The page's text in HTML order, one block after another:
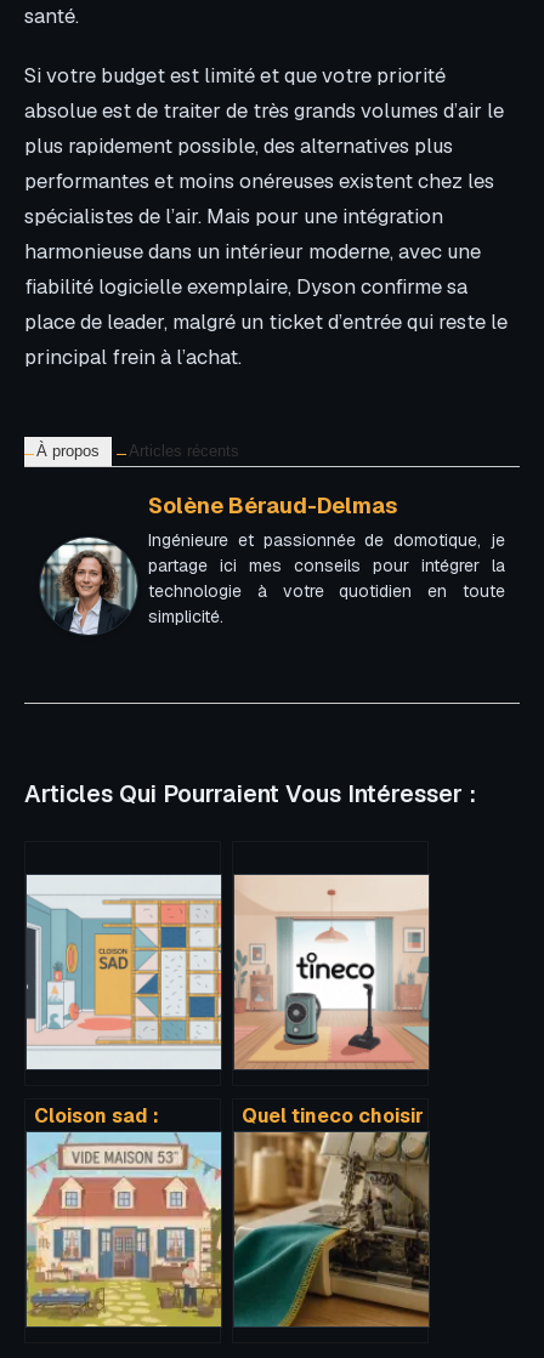
santé.
Si votre budget est limité et que votre priorité
absolue est de traiter de très grands volumes d’air le
plus rapidement possible, des alternatives plus
performantes et moins onéreuses existent chez les
spécialistes de l’air. Mais pour une intégration
harmonieuse dans un intérieur moderne, avec une
fiabilité logicielle exemplaire, Dyson confirme sa
place de leader, malgré un ticket d’entrée qui reste le
principal frein à l’achat.
À propos Articles récents
Solène Béraud-Delmas
Ingénieure et passionnée de domotique, je
partage ici mes conseils pour intégrer la
technologie à votre quotidien en toute
simplicité.
Articles Qui Pourraient Vous Intéresser :
Cloison sad :
comprendre,
choisir et poser ce
système de
doublage
Quel tineco choisir
pour votre maison
sans vous tromper